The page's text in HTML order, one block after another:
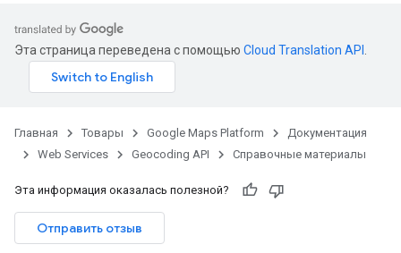
Эта страница переведена с помощью Cloud Translation API
Главная Товары Google Maps Platform
Документация
Web Services
Geocoding API Справочные материалы
Эта информация оказалась полезной?
Отправить отзыв